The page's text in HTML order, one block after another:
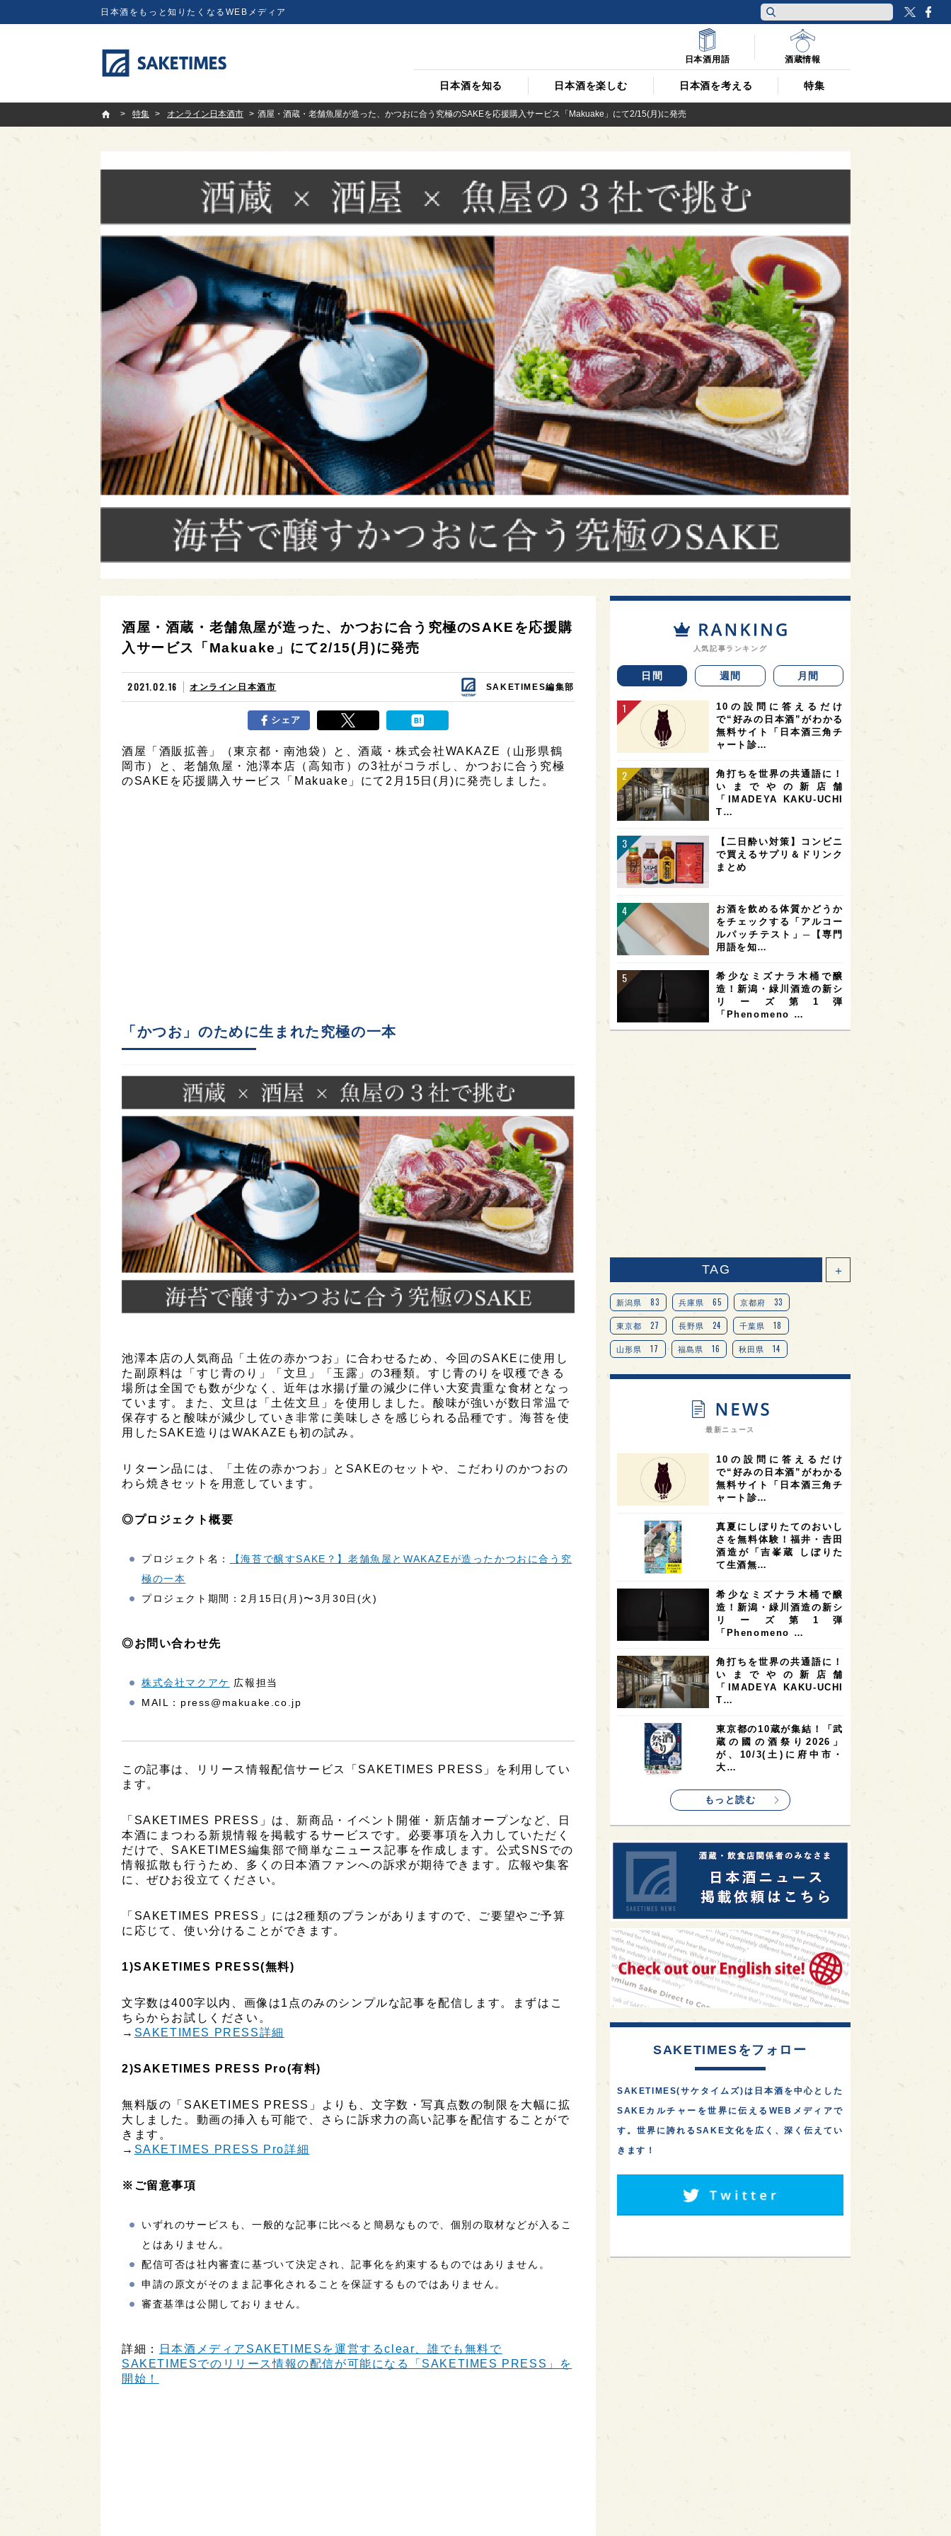
日本酒をもっと知りたくなるWEBメディア
日本酒を知る 日本酒を楽しむ 日本酒を考える 特集
日本酒用語 酒蔵情報
SAKETIMES
特集
オンライン日本酒市 酒屋・酒蔵・老舗魚屋が造った、かつおに合う究極のSAKEを応援購入サービス「Makuake」にて2/15(月)に発売
酒屋・酒蔵・老舗魚屋が造った、かつおに合う究極のSAKEを応援購
入サービス「Makuake」にて2/15(月)に発売
2021.02.16 オンライン日本酒市 SAKETIMES編集部
シェア
酒屋「酒販拡善」（東京都・南池袋）と、酒蔵・株式会社WAKAZE（山形県鶴
岡市）と、老舗魚屋・池澤本店（高知市）の3社がコラボし、かつおに合う究極
のSAKEを応援購入サービス「Makuake」にて2月15日(月)に発売しました。
「かつお」のために生まれた究極の一本
池澤本店の人気商品「土佐の赤かつお」に合わせるため、今回のSAKEに使用し
た副原料は「すじ青のり」「文旦」「玉露」の3種類。すじ青のりを収穫できる
場所は全国でも数が少なく、近年は水揚げ量の減少に伴い大変貴重な食材となっ
ています。また、文旦は「土佐文旦」を使用しました。酸味が強いが数日常温で
保存すると酸味が減少していき非常に美味しさを感じられる品種です。海苔を使
用したSAKE造りはWAKAZEも初の試み。
リターン品には、「土佐の赤かつお」とSAKEのセットや、こだわりのかつおの
わら焼きセットを用意しています。
◎プロジェクト概要
プロジェクト名：
【海苔で醸すSAKE？】老舗魚屋とWAKAZEが造ったかつおに合う究
極の一本
プロジェクト期間：2月15日(月)〜3月30日(火)
◎お問い合わせ先
株式会社マクアケ 広報担当
MAIL：press@makuake.co.jp
この記事は、リリース情報配信サービス「SAKETIMES PRESS」を利用してい
ます。
「SAKETIMES PRESS」は、新商品・イベント開催・新店舗オープンなど、日
本酒にまつわる新規情報を掲載するサービスです。必要事項を入力していただく
だけで、SAKETIMES編集部で簡単なニュース記事を作成します。公式SNSでの
情報拡散も行うため、多くの日本酒ファンへの訴求が期待できます。広報や集客
に、ぜひお役立てください。
「SAKETIMES PRESS」には2種類のプランがありますので、ご要望やご予算
に応じて、使い分けることができます。
1)SAKETIMES PRESS(無料)
文字数は400字以内、画像は1点のみのシンプルな記事を配信します。まずはこ
ちらからお試しください。
→ SAKETIMES PRESS詳細
2)SAKETIMES PRESS Pro(有料)
無料版の「SAKETIMES PRESS」よりも、文字数・写真点数の制限を大幅に拡
大しました。動画の挿入も可能で、さらに訴求力の高い記事を配信することがで
きます。
→ SAKETIMES PRESS Pro詳細
※ご留意事項
いずれのサービスも、一般的な記事に比べると簡易なもので、個別の取材などが入るこ
とはありません。
配信可否は社内審査に基づいて決定され、記事化を約束するものではありません。
申請の原文がそのまま記事化されることを保証するものではありません。
審査基準は公開しておりません。
詳細：
日本酒メディアSAKETIMESを運営するclear、誰でも無料で
SAKETIMESでのリリース情報の配信が可能になる「SAKETIMES PRESS」を
開始！
人気記事ランキング
日間 週間 月間
10の設問に答えるだけ
で“好みの日本酒”がわかる
無料サイト「日本酒三角チ
ャート診…
角打ちを世界の共通語に！
いまでやの新店舗
「IMADEYA KAKU-UCHI
T…
【二日酔い対策】コンビニ
で買えるサプリ＆ドリンク
まとめ
お酒を飲める体質かどうか
をチェックする「アルコー
ルパッチテスト」─【専門
用語を知…
希少なミズナラ木桶で醸
造！新潟・緑川酒造の新シ
リーズ第1弾
「Phenomeno …
TAG ＋
新潟県 83 兵庫県 65 京都府 33
東京都 27 長野県 24 千葉県 18
山形県 17 福島県 16 秋田県 14
愛知県 14 宮城県 14 岐阜県 13
オピニオンリーダーの視点 9
奈良県 滋賀県 7 和歌山県 6
富山県 6 フランス 6 高知県 5 島根県 5
4 アメリカ 4 神奈川県 4
4 三重県 大阪府 3
オーストラリア 台湾 2 アジア 2
SAKEの時代を生きる 静岡県 1 長崎県
全蔵めぐり 1 シンガポール 1 カナダ 1
群馬県 1 熊本県 徳島県
イギリス 1 ノルウェー 1 新宿区 1
歌舞伎町 1 1 鳥取県 1
saketimes_image_4
最新ニュース
10の設問に答えるだけ
で“好みの日本酒”がわかる
無料サイト「日本酒三角チ
ャート診…
真夏にしぼりたてのおいし
さを無料体験！福井・𠮷田
酒造が「吉峯蔵 しぼりた
て生酒無…
希少なミズナラ木桶で醸
造！新潟・緑川酒造の新シ
リーズ第1弾
「Phenomeno …
角打ちを世界の共通語に！
いまでやの新店舗
「IMADEYA KAKU-UCHI
T…
東京都の10蔵が集結！「武
蔵の國の酒祭り2026」
が、10/3(土)に府中市・
大…
もっと読む
SAKETIMESをフォロー
SAKETIMES(サケタイムズ)は日本酒を中心とした
SAKEカルチャーを世界に伝えるWEBメディアで
す。世界に誇れるSAKE文化を広く、深く伝えてい
きます！